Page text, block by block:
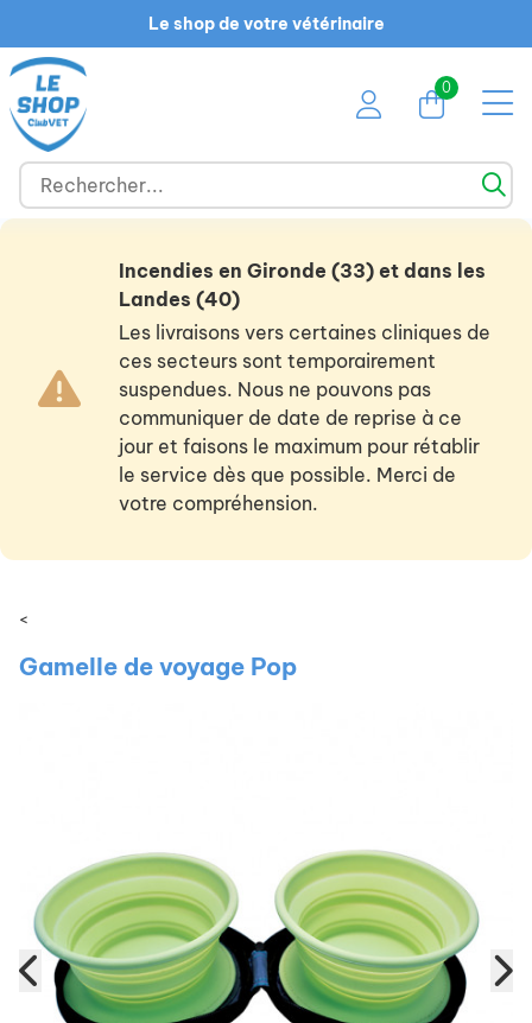
Le shop de votre vétérinaire
0
Incendies en Gironde (33) et dans les
Landes (40)
Les livraisons vers certaines cliniques de
ces secteurs sont temporairement
suspendues. Nous ne pouvons pas
communiquer de date de reprise à ce
jour et faisons le maximum pour rétablir
le service dès que possible. Merci de
votre compréhension.
<
Gamelle de voyage Pop